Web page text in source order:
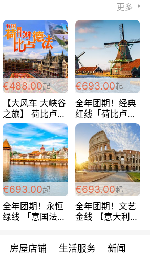
更多
€488.00起
【大风车 大峡谷
之旅】 荷比卢德
法 巴黎上下 经
典五国四日游
488欧/人
€693.00起
全年团期！经典
红线「荷比卢德
法」七天循环 五
国 仅售99欧/人/
天！巴黎上下！
包拼房~
€693.00起
全年团期！永恒
绿线 「意国法
欧/天起 ~包拼房
€693.00起
全年团期！文艺
金线 【意大利一
每周铁发！
房屋店铺 生活服务 新闻